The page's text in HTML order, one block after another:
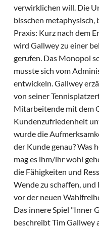
verwirklichen will. Die
bisschen metaphysisch,
Praxis: Kurz nach dem
wird Gallwey zu einer
gerufen. Das Monopol
musste sich vom
entwickeln. Gallwey
von seiner
Mitarbeitende mit dem
Kundenzufriedenheit
wurde die
der Kunde genau? Was
mag es ihm/ihr wohl
die Fähigkeiten und
Wende zu schaffen,
vor der neuen
Das innere Spiel "Inner
beschreibt Tim Gallwey